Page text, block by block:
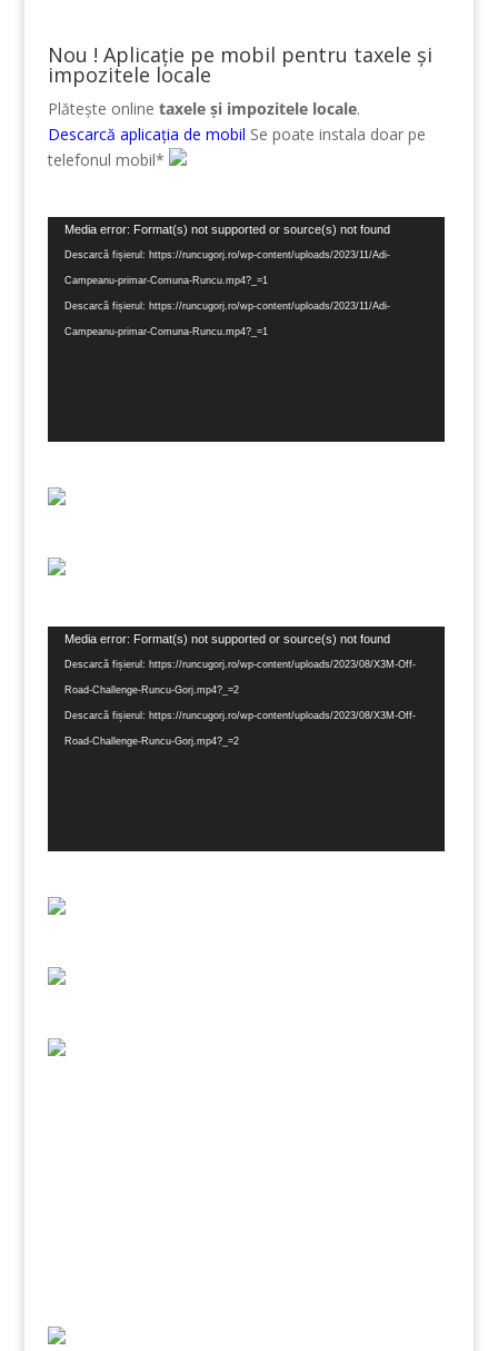
Nou ! Aplicație pe mobil pentru taxele și
impozitele locale
Plătește online taxele și impozitele locale.
Descarcă aplicația de mobil Se poate instala doar pe
telefonul mobil*
Player
video
Media error: Format(s) not supported or source(s) not found
Descarcă fișierul: https://runcugorj.ro/wp-content/uploads/2023/11/Adi-
Campeanu-primar-Comuna-Runcu.mp4?_=1
Descarcă fișierul: https://runcugorj.ro/wp-content/uploads/2023/11/Adi-
Campeanu-primar-Comuna-Runcu.mp4?_=1
Player
video
Media error: Format(s) not supported or source(s) not found
Descarcă fișierul: https://runcugorj.ro/wp-content/uploads/2023/08/X3M-Off-
Road-Challenge-Runcu-Gorj.mp4?_=2
Descarcă fișierul: https://runcugorj.ro/wp-content/uploads/2023/08/X3M-Off-
Road-Challenge-Runcu-Gorj.mp4?_=2